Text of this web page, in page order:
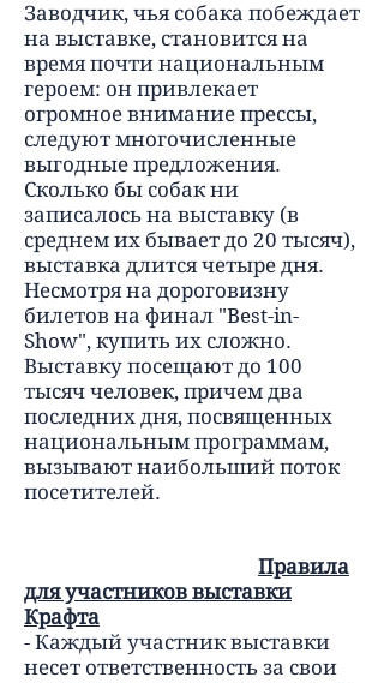
Заводчик, чья собака побеждает
на выставке, становится на
время почти национальным
героем: он привлекает
огромное внимание прессы,
следуют многочисленные
выгодные предложения.
Сколько бы собак ни
записалось на выставку (в
среднем их бывает до 20 тысяч),
выставка длится четыре дня.
Несмотря на дороговизну
билетов на финал "Best-in-
Show", купить их сложно.
Выставку посещают до 100
тысяч человек, причем два
последних дня, посвященных
национальным программам,
вызывают наибольший поток
посетителей.
Правила
для участников выставки
Крафта
- Каждый участник выставки
несет ответственность за свои